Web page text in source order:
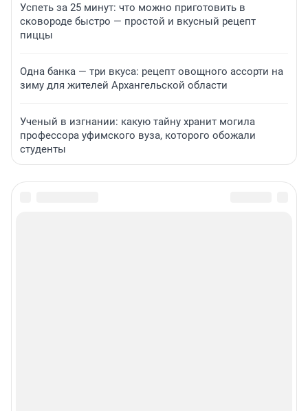
Успеть за 25 минут: что можно приготовить в
сковороде быстро — простой и вкусный рецепт
пиццы
Одна банка — три вкуса: рецепт овощного ассорти на
зиму для жителей Архангельской области
Ученый в изгнании: какую тайну хранит могила
профессора уфимского вуза, которого обожали
студенты